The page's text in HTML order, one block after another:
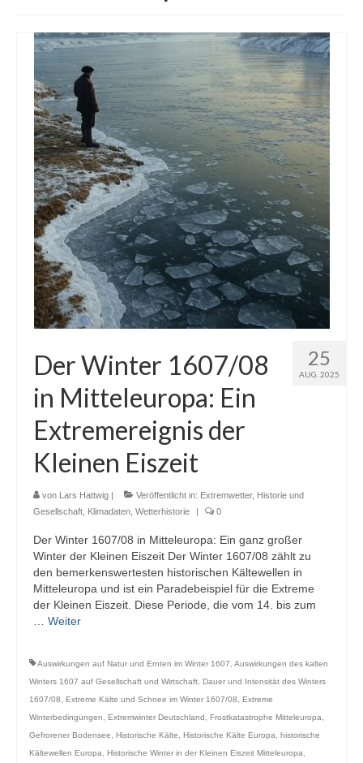
Die Kältepole der Nordhalbkugel: Kanadische
Arktis und Sibirien
Ellesmere Island – Die nördlichste Wildnis
Kanadas
Die Natur der Hudson-Bay und umliegender
Regionen
Die Laptewsee: Die Eisfabrik der Arktis
EisSued
Schneehöhen
Ostsee
Temperaturen in der Arktis und Antarktis
Webcams
Datenschutz
Impressum
25
AUG. 2025
Der Winter 1607/08
in Mitteleuropa: Ein
Extremereignis der
Kleinen Eiszeit
von Lars Hattwig | Veröffentlicht in: Extremwetter, Historie und
Gesellschaft Klimadaten Wetterhistorie | 0
Der Winter 1607/08 in Mitteleuropa: Ein ganz großer
Winter der Kleinen Eiszeit Der Winter 1607/08 zählt zu
den bemerkenswertesten historischen Kältewellen in
Mitteleuropa und ist ein Paradebeispiel für die Extreme
der Kleinen Eiszeit. Diese Periode, die vom 14. bis zum
Weiter
Auswirkungen auf Natur und Ernten im Winter 1607 Auswirkungen des kalten
Winters 1607 auf Gesellschaft und Wirtschaft Dauer und Intensität des Winters
1607/08
Extreme Kälte und Schnee im Winter 1607/08
Extreme
Winterbedingungen
Extremwinter Deutschland Frostkatastrophe Mitteleuropa
Gefrorener Bodensee
Historische Kälte Historische Kälte Europa
historische
Kältewellen Europa
Historische Winter in der Kleinen Eiszeit Mitteleuropa